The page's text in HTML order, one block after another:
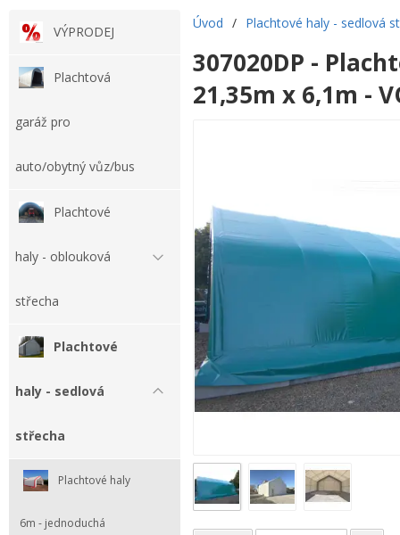
VÝPRODEJ
Plachtová
garáž pro
auto/obytný vůz/bus
Plachtové
haly - oblouková
střecha
Plachtové
haly - sedlová
střecha
Plachtové haly
6m - jednoduchá
Úvod / Plachtové haly - sedlová
307020DP -
21,35m x 6,1m -